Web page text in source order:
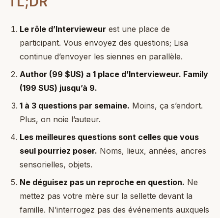
Le rôle d’Intervieweur est une place de
participant. Vous envoyez des questions; Lisa
continue d’envoyer les siennes en parallèle.
Author (99 $US) a 1 place d’Intervieweur. Family
(199 $US) jusqu’à 9.
1 à 3 questions par semaine. Moins, ça s’endort.
Plus, on noie l’auteur.
Les meilleures questions sont celles que vous
seul pourriez poser. Noms, lieux, années, ancres
sensorielles, objets.
Ne déguisez pas un reproche en question. Ne
mettez pas votre mère sur la sellette devant la
famille. N’interrogez pas des événements auxquels